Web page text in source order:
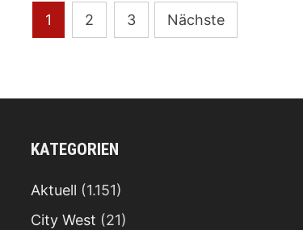
Seitennummerierung
der
1 2 3 Nächste
KATEGORIEN
Aktuell (1.151)
City West (21)